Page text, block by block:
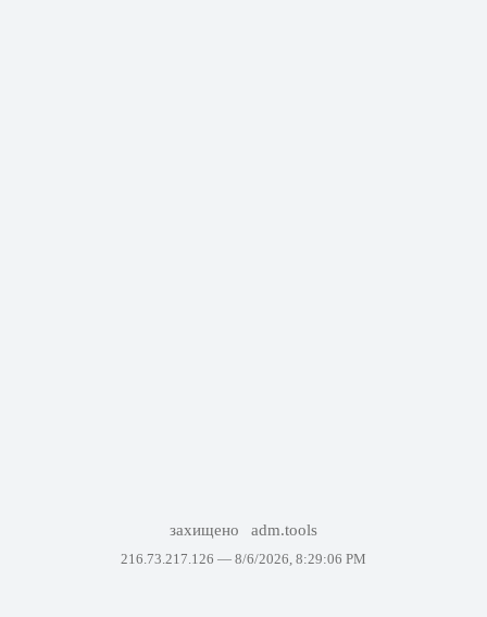
захищено adm.tools
216.73.217.126 — 8/6/2026, 8:29:06 PM